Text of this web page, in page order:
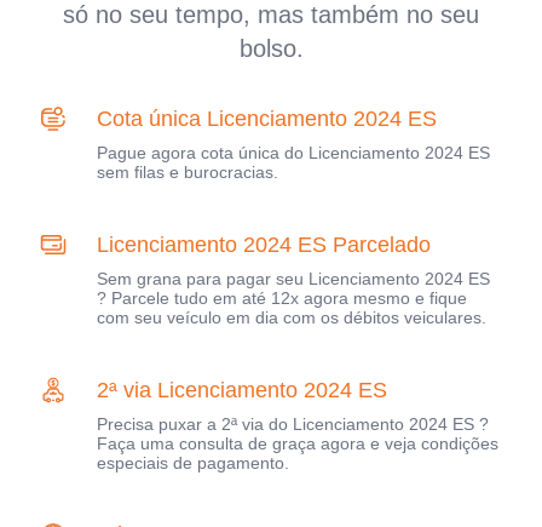
só no seu tempo, mas também no seu
bolso.
Cota única Licenciamento 2024 ES
Pague agora cota única do Licenciamento 2024 ES
sem filas e burocracias.
Licenciamento 2024 ES Parcelado
Sem grana para pagar seu Licenciamento 2024 ES
? Parcele tudo em até 12x agora mesmo e fique
com seu veículo em dia com os débitos veiculares.
2ª via Licenciamento 2024 ES
Precisa puxar a 2ª via do Licenciamento 2024 ES ?
Faça uma consulta de graça agora e veja condições
especiais de pagamento.